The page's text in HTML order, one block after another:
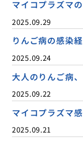
マイコプラズマ
2025.09.29
りんご病の感染
2025.09.24
大人のりんご病
2025.09.22
マイコプラズマ
2025.09.21